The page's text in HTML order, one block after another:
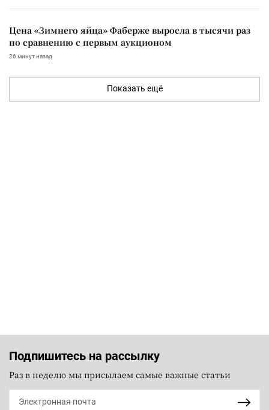
Цена «Зимнего яйца» Фаберже выросла в тысячи раз
по сравнению с первым аукционом
26 минут назад
Показать ещё
Подпишитесь на рассылку
Раз в неделю мы присылаем самые важные статьи